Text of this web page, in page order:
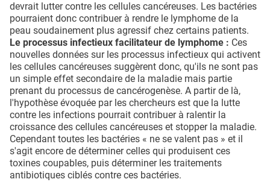
devrait lutter contre les cellules cancéreuses. Les bactéries
pourraient donc contribuer à rendre le lymphome de la
peau soudainement plus agressif chez certains patients.
Le processus infectieux facilitateur de lymphome : Ces
nouvelles données sur les processus infectieux qui activent
les cellules cancéreuses suggèrent donc, qu'ils ne sont pas
un simple effet secondaire de la maladie mais partie
prenant du processus de cancérogenèse. A partir de là,
l'hypothèse évoquée par les chercheurs est que la lutte
contre les infections pourrait contribuer à ralentir la
croissance des cellules cancéreuses et stopper la maladie.
Cependant toutes les bactéries « ne se valent pas » et il
s'agit encore de déterminer celles qui produisent ces
toxines coupables, puis déterminer les traitements
antibiotiques ciblés contre ces bactéries.